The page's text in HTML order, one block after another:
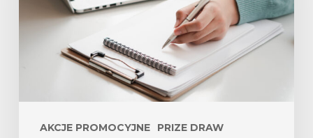
AKCJE PROMOCYJNE PRIZE DRAW